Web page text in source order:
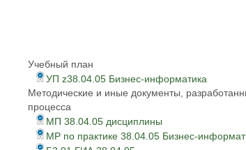
Учебный план
УП z38.04.05 Бизнес-информатика
Методические и иные документы,
процесса
МП 38.04.05 дисциплины
МР по практике 38.04.05 Бизнес-